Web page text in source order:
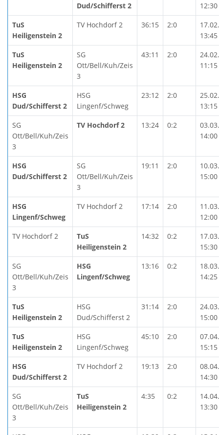
Dud/Schifferst 2
12:30
TuS
Heiligenstein 2
TV Hochdorf 2 36:15 2:0
13:45
TuS
Heiligenstein 2
SG
Ott/Bell/Kuh/Zeis
3
43:11 2:0
11:15
HSG
Dud/Schifferst 2
HSG
Lingenf/Schweg
23:12 2:0
13:15
SG
Ott/Bell/Kuh/Zeis
3
TV Hochdorf 2 13:24 0:2
14:00
HSG
Dud/Schifferst 2
SG
Ott/Bell/Kuh/Zeis
3
19:11 2:0
15:00
HSG
Lingenf/Schweg
TV Hochdorf 2 17:14 2:0
12:00
TV Hochdorf 2
TuS
Heiligenstein 2
14:32 0:2
15:30
SG
Ott/Bell/Kuh/Zeis
3
HSG
Lingenf/Schweg
13:16 0:2
14:25
TuS
Heiligenstein 2
HSG
Dud/Schifferst 2
31:14 2:0
15:00
TuS
Heiligenstein 2
HSG
Lingenf/Schweg
45:10 2:0
15:15
HSG
Dud/Schifferst 2
TV Hochdorf 2 19:13 2:0
14:30
SG
Ott/Bell/Kuh/Zeis
3
TuS
Heiligenstein 2
4:35 0:2
13:30